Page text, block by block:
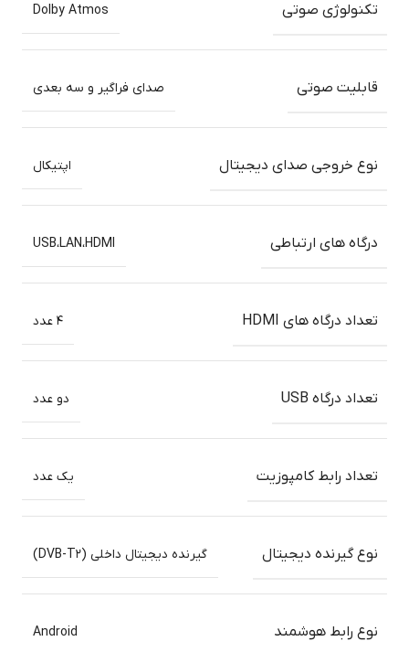
تکنولوژی صوتی Dolby Atmos
قابلیت صوتی صدای فراگیر و سه بعدی
نوع خروجی صدای دیجیتال اپتیکال
درگاه های ارتباطی USB،LAN،HDMI
تعداد درگاه های HDMI ۴ عدد
تعداد درگاه USB دو عدد
تعداد رابط کامپوزیت یک عدد
نوع گیرنده دیجیتال گیرنده دیجیتال داخلی (DVB-T۲)
نوع رابط هوشمند Android